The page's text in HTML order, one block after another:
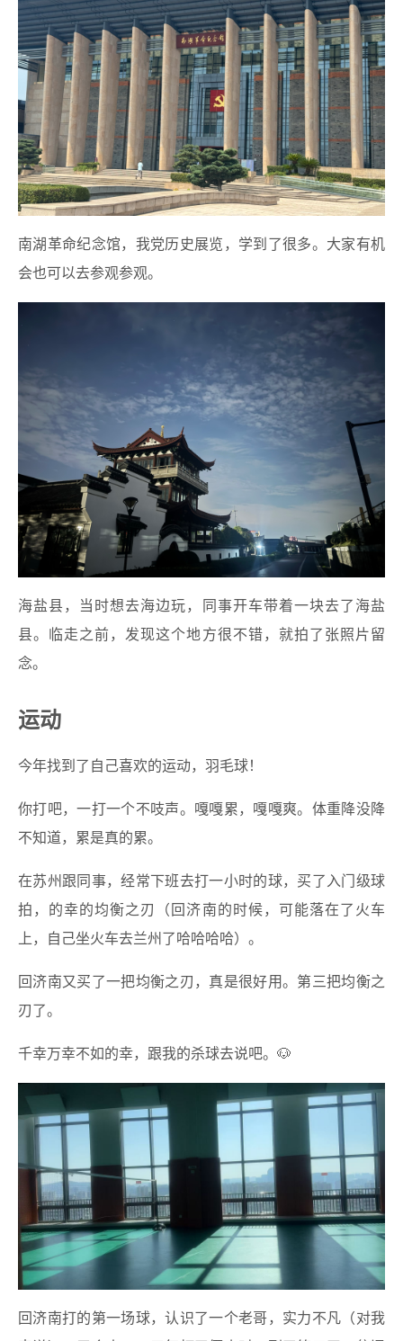
南湖革命纪念馆，我党历史展览，学到了很多。大家有机
会也可以去参观参观。
海盐县，当时想去海边玩，同事开车带着一块去了海盐
县。临走之前，发现这个地方很不错，就拍了张照片留
念。
运动
今年找到了自己喜欢的运动，羽毛球！
你打吧，一打一个不吱声。嘎嘎累，嘎嘎爽。体重降没降
不知道，累是真的累。
在苏州跟同事，经常下班去打一小时的球，买了入门级球
拍，的幸的均衡之刃（回济南的时候，可能落在了火车
上，自己坐火车去兰州了哈哈哈哈）。
回济南又买了一把均衡之刃，真是很好用。第三把均衡之
刃了。
千幸万幸不如的幸，跟我的杀球去说吧。🐶
回济南打的第一场球，认识了一个老哥，实力不凡（对我